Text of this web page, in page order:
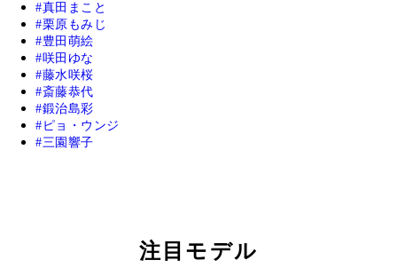
真田まこと
栗原もみじ
豊田萌絵
咲田ゆな
藤水咲桜
斎藤恭代
鍛治島彩
ピョ・ウンジ
三園響子
注目モデル